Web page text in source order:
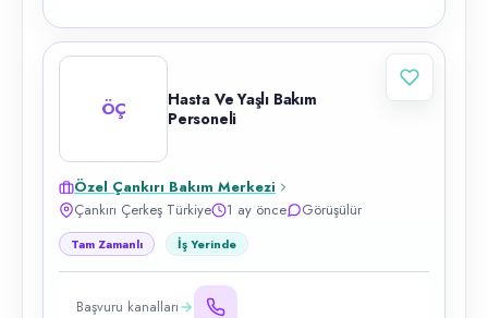
ÖÇ
Hasta Ve Yaşlı Bakım
Personeli
Özel Çankırı Bakım Merkezi
Çankırı Çerkeş Türkiye
1 ay önce Görüşülür
Tam Zamanlı İş Yerinde
Başvuru kanalları